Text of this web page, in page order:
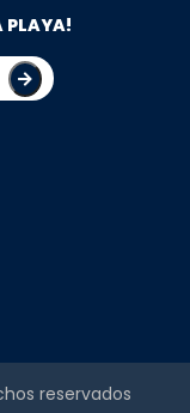
PLAYA!
reservados